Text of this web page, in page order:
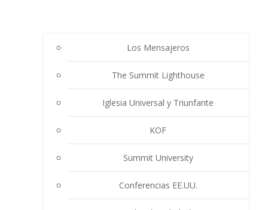
Los Mensajeros
The Summit Lighthouse
Iglesia Universal y Triunfante
KOF
Summit University
Conferencias EE.UU.